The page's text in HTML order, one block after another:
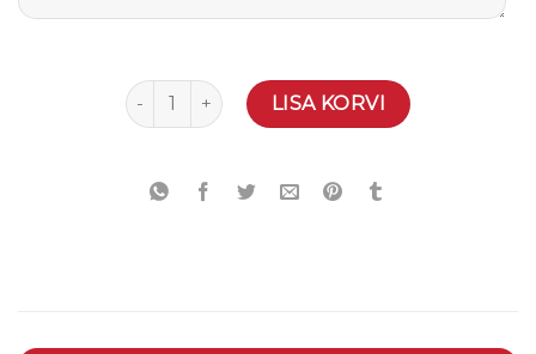
Puidust tahvel vanavanematele 0096 kogus
LISA KORVI